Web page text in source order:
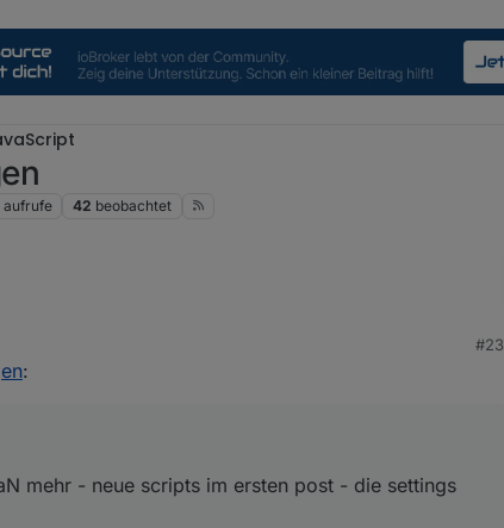
aufrufe 42 beobachtet
mehr - neue scripts im ersten post - die settings wurden nicht#23
:
mehr - neue scripts im ersten post - die settings